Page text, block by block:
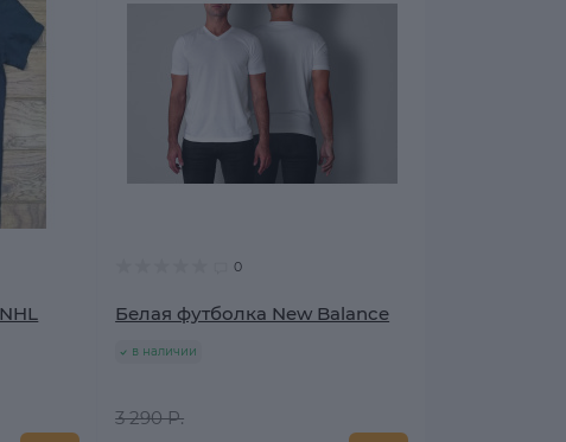
0
Белая футболка New Balance
в наличии
3 290 Р.